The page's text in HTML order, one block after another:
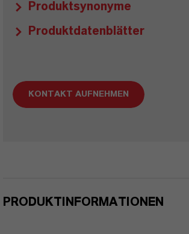
Produktsynonyme
Produktdatenblätter
KONTAKT AUFNEHMEN
PRODUKTINFORMATIONEN